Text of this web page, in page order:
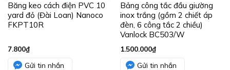
Băng keo cách điện PVC 10
yard đỏ (Đài Loan) Nanoco
FKPT10R
7.800₫
Gửi tin nhắn
Bảng công tắc đầu giường
inox trắng (gồm 2 chiết áp
đèn, 6 công tắc 2 chiều)
Vanlock BC503/W
1.500.000₫
Gửi tin nhắn